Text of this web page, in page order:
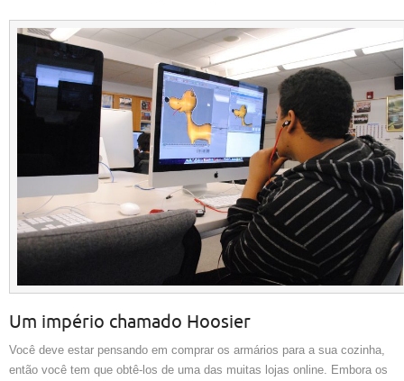
Um império chamado Hoosier
Você deve estar pensando em comprar os armários para a sua cozinha,
então você tem que obtê-los de uma das muitas lojas online. Embora os